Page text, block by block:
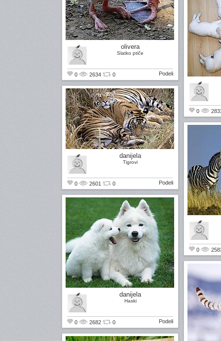
olivera
Slatko ptiče
0 2634 0 Podeli
0
danijela
Tigrovi
0 2601 0 Podeli
0
danijela
Haski
0 2682 0 Podeli